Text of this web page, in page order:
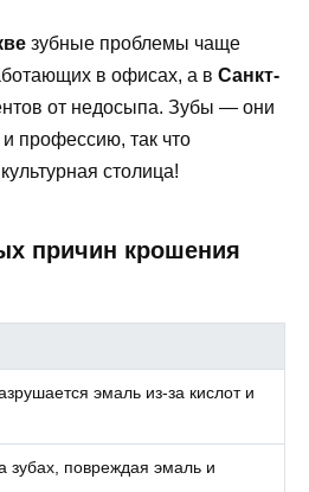
зубные проблемы чаще
в офисах, а в Санкт-
от недосыпа. Зубы — они
профессию, так что
столица!
причин крошения
эмаль из-за кислот и
зубах, повреждая эмаль и